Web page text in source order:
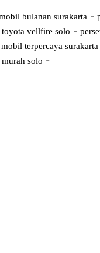
bulanan surakarta -
vellfire solo -
terpercaya surakarta
solo -